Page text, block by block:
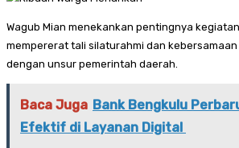
Wagub Mian menekankan pentingnya
mempererat tali silaturahmi dan
dengan unsur pemerintah daerah.
Baca Juga Bank Bengkulu
Efektif di Layanan Digital